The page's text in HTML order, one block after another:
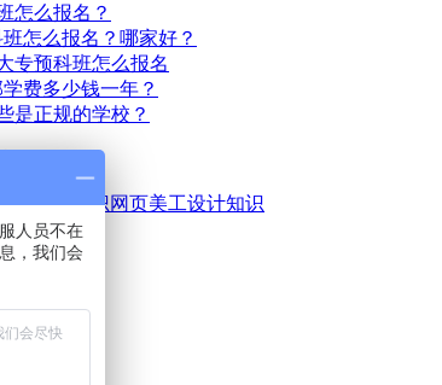
怎么报名？
怎么报名？哪家好？
专预科班怎么报名
费多少钱一年？
是正规的学校？
告设计知识网页美工设计知识
人员不在
，我们会